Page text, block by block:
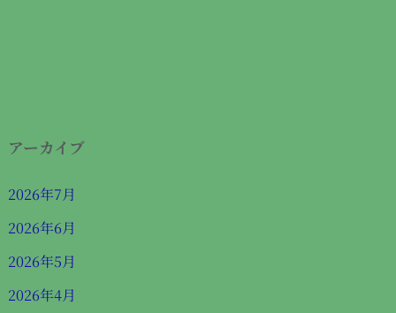
アーカイブ
2026年7月
2026年6月
2026年5月
2026年4月